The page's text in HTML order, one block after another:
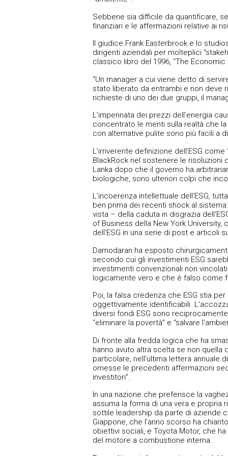
Sebbene sia difficile da quantificare,
finanziari e le affermazioni relative ai
Il giudice Frank Easterbrook e lo
dirigenti aziendali per molteplici
classico libro del 1996, “The
“Un manager a cui viene detto di
stato liberato da entrambi e non deve
richieste di uno dei due gruppi, il
L’impennata dei prezzi dell’energia
concentrato le menti sulla realtà che
con alternative pulite sono più facili a
L’irriverente definizione dell’ESG
BlackRock nel sostenere le risoluzioni
Lanka dopo che il governo ha
biologiche, sono ulteriori colpi che
L’incoerenza intellettuale dell’ESG,
ben prima dei recenti shock al
vista – della caduta in disgrazia
of Business della New York
dell’ESG in una serie di post e articoli
Damodaran ha esposto
secondo cui gli investimenti ESG
investimenti convenzionali non
logicamente vero e che è falso come
Poi, la falsa credenza che ESG stia
oggettivamente identificabili.
diversi fondi ESG sono
“eliminare la povertà” e “salvare
Di fronte alla fredda logica che ha
hanno avuto altra scelta se non
particolare, nell’ultima lettera annuale
omesse le precedenti affermazioni
investitori”.
In una nazione che preferisce la
assuma la forma di una vera e propria
sottile leadership da parte di aziende
Giappone, che l’anno scorso ha
obiettivi sociali, e Toyota Motor, che
del motore a combustione interna.